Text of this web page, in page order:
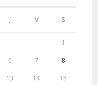
J V S
1
6 7 8
13 14 15